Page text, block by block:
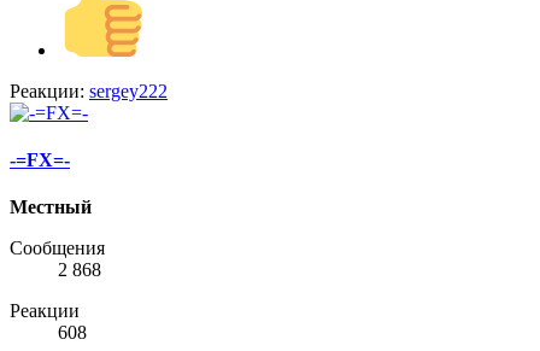
Реакции: sergey222
-=FX=-
Местный
Сообщения
2 868
Реакции
608